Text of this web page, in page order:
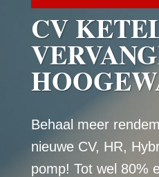
CV
Behaal meer
nieuwe CV, HR,
pomp! Tot wel 80%